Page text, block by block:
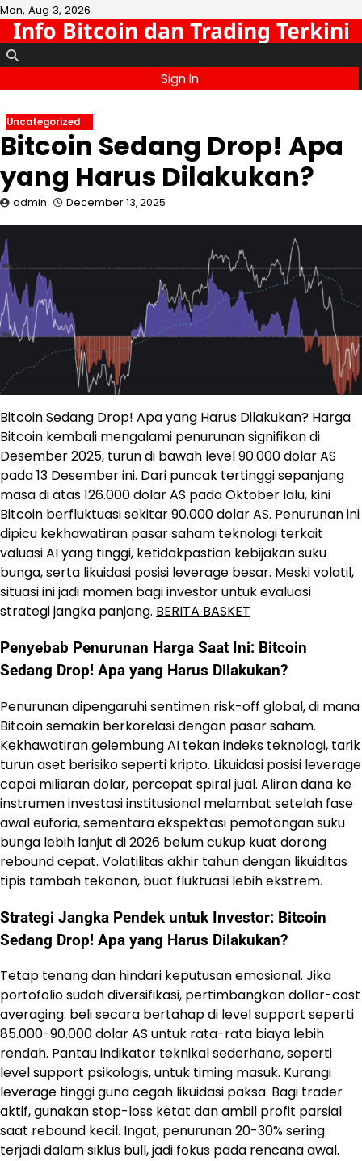
Skip
content
Mon, Aug 3, 2026
Info Bitcoin dan Trading Terkini
Sign In
Uncategorized
Bitcoin Sedang Drop! Apa
yang Harus Dilakukan?
admin December 13, 2025
Bitcoin Sedang Drop! Apa yang Harus Dilakukan? Harga
Bitcoin kembali mengalami penurunan signifikan di
Desember 2025, turun di bawah level 90.000 dolar AS
pada 13 Desember ini. Dari puncak tertinggi sepanjang
masa di atas 126.000 dolar AS pada Oktober lalu, kini
Bitcoin berfluktuasi sekitar 90.000 dolar AS. Penurunan ini
dipicu kekhawatiran pasar saham teknologi terkait
valuasi AI yang tinggi, ketidakpastian kebijakan suku
bunga, serta likuidasi posisi leverage besar. Meski volatil,
situasi ini jadi momen bagi investor untuk evaluasi
strategi jangka panjang. BERITA BASKET
Penyebab Penurunan Harga Saat Ini: Bitcoin
Sedang Drop! Apa yang Harus Dilakukan?
Penurunan dipengaruhi sentimen risk-off global, di mana
Bitcoin semakin berkorelasi dengan pasar saham.
Kekhawatiran gelembung AI tekan indeks teknologi, tarik
turun aset berisiko seperti kripto. Likuidasi posisi leverage
capai miliaran dolar, percepat spiral jual. Aliran dana ke
instrumen investasi institusional melambat setelah fase
awal euforia, sementara ekspektasi pemotongan suku
bunga lebih lanjut di 2026 belum cukup kuat dorong
rebound cepat. Volatilitas akhir tahun dengan likuiditas
tipis tambah tekanan, buat fluktuasi lebih ekstrem.
Strategi Jangka Pendek untuk Investor: Bitcoin
Sedang Drop! Apa yang Harus Dilakukan?
Tetap tenang dan hindari keputusan emosional. Jika
portofolio sudah diversifikasi, pertimbangkan dollar-cost
averaging: beli secara bertahap di level support seperti
85.000-90.000 dolar AS untuk rata-rata biaya lebih
rendah. Pantau indikator teknikal sederhana, seperti
level support psikologis, untuk timing masuk. Kurangi
leverage tinggi guna cegah likuidasi paksa. Bagi trader
aktif, gunakan stop-loss ketat dan ambil profit parsial
saat rebound kecil. Ingat, penurunan 20-30% sering
terjadi dalam siklus bull, jadi fokus pada rencana awal.